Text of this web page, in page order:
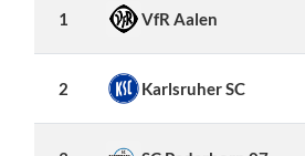
1 VfR Aalen
2 Karlsruher SC